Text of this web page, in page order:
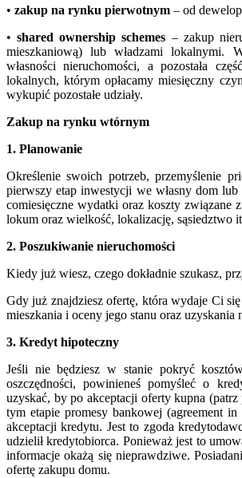
• zakup na rynku pierwotnym – od
•shared ownership schemes – zakup
mieszkaniową) lub władzami lokalnymi.
własności nieruchomości, a pozostała
lokalnych, którym opłacamy miesięczny
wykupić pozostałe udziały.
Zakup na rynku wtórnym
1. Planowanie
Określenie swoich potrzeb, przemyślenie
pierwszy etap inwestycji we własny dom
comiesięczne wydatki oraz koszty związane
lokum oraz wielkość, lokalizację, sąsiedztwo
2. Poszukiwanie nieruchomości
Kiedy już wiesz, czego dokładnie szukasz,
Gdy już znajdziesz ofertę, która wydaje Ci
mieszkania i oceny jego stanu oraz
3. Kredyt hipoteczny
Jeśli nie będziesz w stanie pokryć
oszczędności, powinieneś pomyśleć o
uzyskać, by po akceptacji oferty kupna
tym etapie promesy bankowej (agreement
akceptacji kredytu. Jest to zgoda
udzielił kredytobiorca. Ponieważ jest to
informacje okażą się nieprawdziwe.
ofertę zakupu domu.